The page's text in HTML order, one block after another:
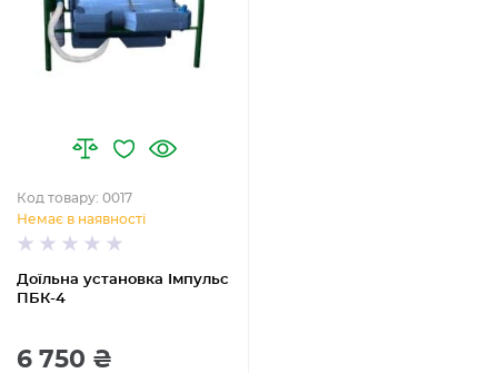
Доїльна установка Імпульс
ПБК-4
Код товару: 0017
Немає в наявності
6 750 ₴